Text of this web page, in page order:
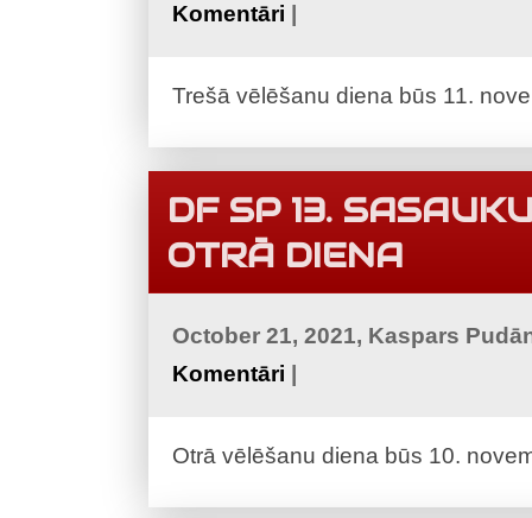
Komentāri
Trešā vēlēšanu diena būs 11.
DF SP 13.
OTRĀ DIENA
October 21, 2021, Kaspars
Komentāri
Otrā vēlēšanu diena būs 10.